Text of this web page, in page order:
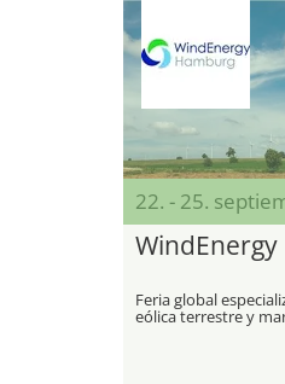
22. - 25.
WindEnergy
Feria global
eólica terrestre y